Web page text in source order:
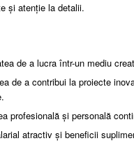
și atenție la detalii.
de a lucra într-un mediu
de a contribui la proiecte
profesională și personală
atractiv și beneficii